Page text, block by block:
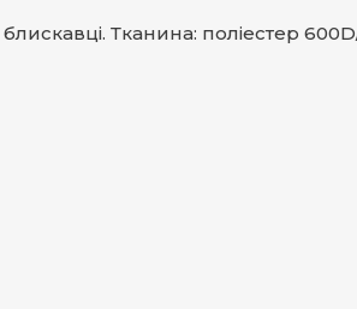
Тканина: поліестер